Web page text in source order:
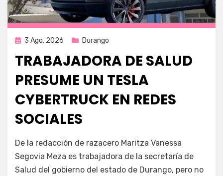
Publicada
3 Ago, 2026 Durango
TRABAJADORA DE SALUD
PRESUME UN TESLA
CYBERTRUCK EN REDES
SOCIALES
por Fernando Miranda Servín
De la redacción de razacero Maritza Vanessa
Segovia Meza es trabajadora de la secretaría de
Salud del gobierno del estado de Durango, pero no